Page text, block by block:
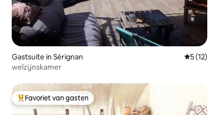
Gastsuite in Sérignan
5 (12)
welzijnskamer
Topfavoriet van gasten
Favoriet van gasten